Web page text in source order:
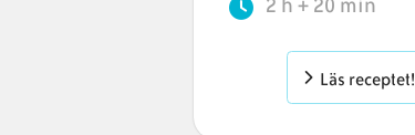
2 h + 20 min
Läs receptet!